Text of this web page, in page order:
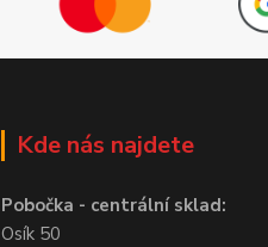
Kde nás najdete
Pobočka - centrální sklad:
Osík 50